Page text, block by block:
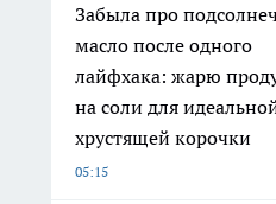
Забыла про
масло после одного
лайфхака: жарю
на соли для
хрустящей корочки
05:15